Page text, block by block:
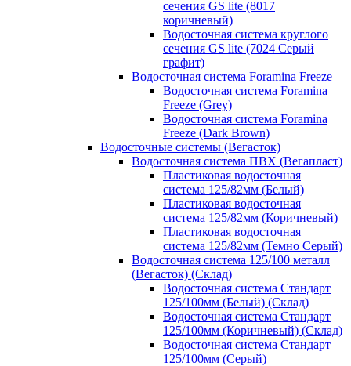
сечения GS lite (8017
коричневый)
Водосточная система круглого
сечения GS lite (7024 Серый
графит)
Водосточная система Foramina Freeze
Водосточная система Foramina
Freeze (Grey)
Водосточная система Foramina
Freeze (Dark Brown)
Водосточные системы (Вегасток)
Водосточная система ПВХ (Вегапласт)
Пластиковая водосточная
система 125/82мм (Белый)
Пластиковая водосточная
система 125/82мм (Коричневый)
Пластиковая водосточная
система 125/82мм (Темно Серый)
Водосточная система 125/100 металл
(Вегасток) (Склад)
Водосточная система Стандарт
125/100мм (Белый) (Склад)
Водосточная система Стандарт
125/100мм (Коричневый) (Склад)
Водосточная система Стандарт
125/100мм (Серый)